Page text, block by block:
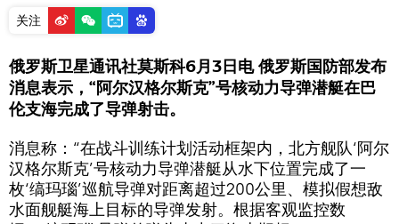
关注
俄罗斯卫星通讯社莫斯科6月3日电 俄罗斯国防部发布
消息表示，“阿尔汉格尔斯克”号核动力导弹潜艇在巴
伦支海完成了导弹射击。
消息称：“在战斗训练计划活动框架内，北方舰队‘阿尔
汉格尔斯克’号核动力导弹潜艇从水下位置完成了一
枚‘缟玛瑙’巡航导弹对距离超过200公里、模拟假想敌
水面舰艇海上目标的导弹发射。根据客观监控数